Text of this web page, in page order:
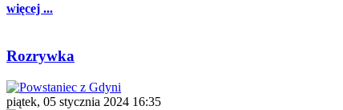
więcej ...
Rozrywka
piątek, 05 stycznia 2024 16:35